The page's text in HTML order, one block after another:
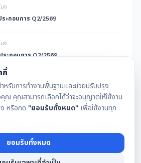
มง
ะกอบการ Q2/2569
มง
ะกอบการ Q2/2569
ง
Q2/69 กำไรขั้นต้นดีขึ้น-คุมค่าใช้จ่ายได้ดีขึ้น
อมจับตากฎหมายกำกับดูแลและความปลอดภัย
4 ชั่วโมง
กี้
ำหรับการทำงานพื้นฐานและช่วยปรับปรุง
ณ คุณสามารถเลือกได้ว่าจะอนุญาตให้ใช้งาน
ง หรือกด "ยอมรับทั้งหมด" เพื่อใช้งานทุก
ยอมรับทั้งหมด